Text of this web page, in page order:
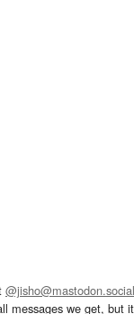
@jisho@mastodon.social
messages we get, but